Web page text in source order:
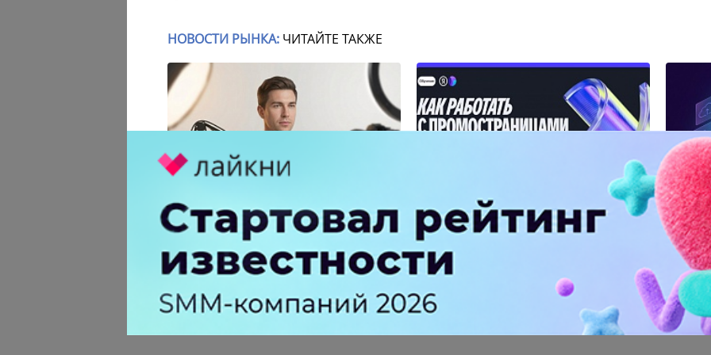
НОВОСТИ РЫНКА: ЧИТАЙТЕ ТАКЖЕ
Российский рынок инфлюенс-
маркетинга вошел в фазу стагнации
после нескольких лет роста
Яндекс запустил курс по
ПромоСтраницам для агентств
MAX
0 КОММЕНТАРИЕВ